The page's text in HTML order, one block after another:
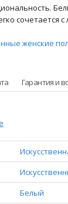
сочетается
женские
Гарантия и
Белый